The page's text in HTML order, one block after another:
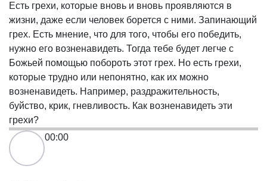
Есть грехи, которые вновь и вновь проявляются в
жизни, даже если человек борется с ними. Запинающий
грех. Есть мнение, что для того, чтобы его победить,
нужно его возненавидеть. Тогда тебе будет легче с
Божьей помощью побороть этот грех. Но есть грехи,
которые трудно или непонятно, как их можно
возненавидеть. Например, раздражительность,
буйство, крик, гневливость. Как возненавидеть эти
грехи?
00:00